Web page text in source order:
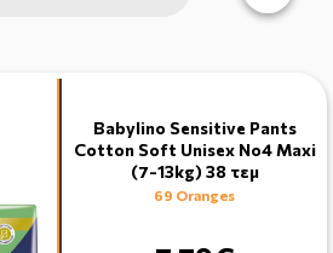
Babylino Sensitive Pants
Cotton Soft Unisex No4 Maxi
(7-13kg) 38 τεμ
69 Oranges